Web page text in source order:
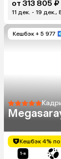
от 313 805 ₽
11 дек. - 19 дек.,
Кешбэк + 5 977
Кешбэк 4%